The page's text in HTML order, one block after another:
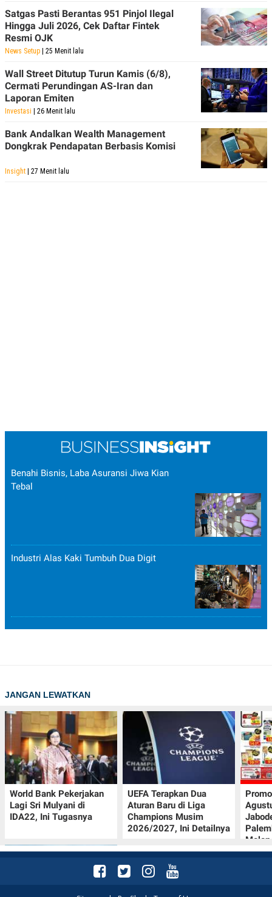
Satgas Pasti Berantas 951 Pinjol Ilegal
Hingga Juli 2026, Cek Daftar Fintek
Resmi OJK
News Setup | 25 Menit lalu
Wall Street Ditutup Turun Kamis (6/8),
Cermati Perundingan AS-Iran dan
Laporan Emiten
Investasi | 26 Menit lalu
Bank Andalkan Wealth Management
Dongkrak Pendapatan Berbasis Komisi
Insight | 27 Menit lalu
Benahi Bisnis, Laba Asuransi Jiwa Kian
Tebal
Industri Alas Kaki Tumbuh Dua Digit
JANGAN LEWATKAN
World Bank Pekerjakan
Lagi Sri Mulyani di
IDA22, Ini Tugasnya
UEFA Terapkan Dua
Aturan Baru di Liga
Champions Musim
2026/2027, Ini Detailnya